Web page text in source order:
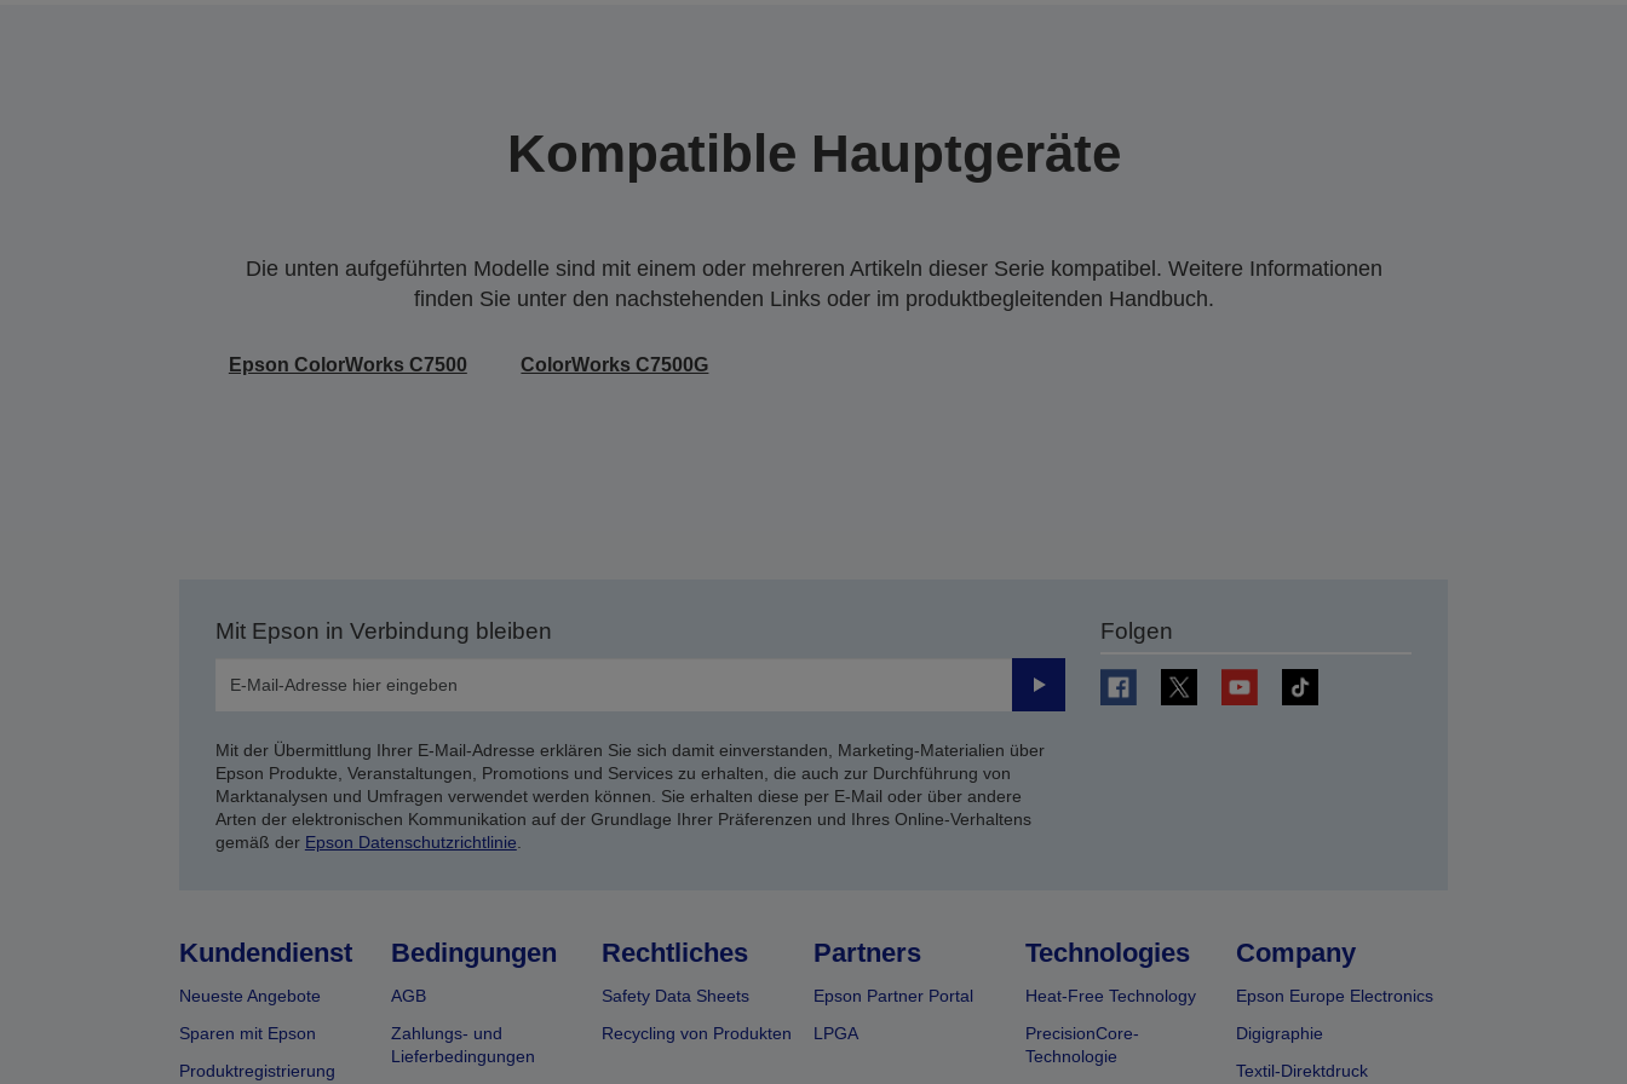
Kompatible Hauptgeräte
Die unten aufgeführten Modelle sind mit einem oder mehreren Artikeln dieser Serie kompatibel. Weitere Informationen
finden Sie unter den nachstehenden Links oder im produktbegleitenden Handbuch.
Epson ColorWorks C7500 ColorWorks C7500G
Mit Epson in Verbindung bleiben
Senden
Mit der Übermittlung Ihrer E-Mail-Adresse erklären Sie sich damit einverstanden, Marketing-Materialien über
Epson Produkte, Veranstaltungen, Promotions und Services zu erhalten, die auch zur Durchführung von
Marktanalysen und Umfragen verwendet werden können. Sie erhalten diese per E-Mail oder über andere
Arten der elektronischen Kommunikation auf der Grundlage Ihrer Präferenzen und Ihres Online-Verhaltens
gemäß der Epson Datenschutzrichtlinie
Folgen
Kundendienst
Neueste Angebote
Sparen mit Epson
Produktregistrierung
Bedingungen
AGB
Zahlungs- und
Lieferbedingungen
Rechtliches
Safety Data Sheets
Recycling von Produkten
Partners
Epson Partner Portal
LPGA
Technologies
Heat-Free Technology
PrecisionCore-
Technologie
Company
Epson Europe Electronics
Digigraphie
Textil-Direktdruck